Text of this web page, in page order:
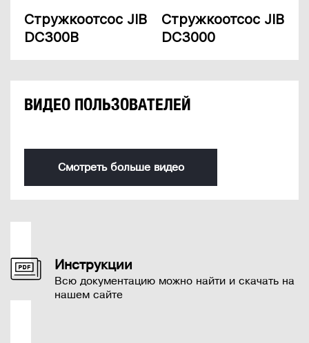
Стружкоотсос JIB
DC300B
Стружкоотсос JIB
DC3000
ВИДЕО ПОЛЬЗОВАТЕЛЕЙ
Смотреть больше видео
Инструкции
Всю документацию можно найти и скачать на
нашем сайте